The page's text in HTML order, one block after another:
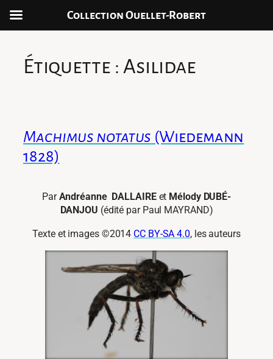
contenuÉtiquette : Asilidae
Machimus notatus (Wiedemann
1828)
ParAndréanne DALLAIREet Mélody DUBÉ-
DANJOU (édité par Paul MAYRAND)
Texte et images ©2014 CC BY-SA 4.0, les auteurs
Collection Ouellet-Robert